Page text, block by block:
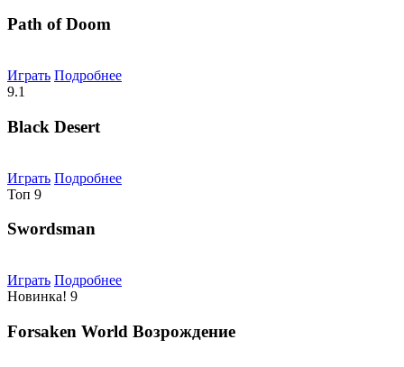
Path of Doom
Играть Подробнее
9.1
Black Desert
Играть Подробнее
Топ 9
Swordsman
Играть Подробнее
Новинка! 9
Forsaken World Возрождение